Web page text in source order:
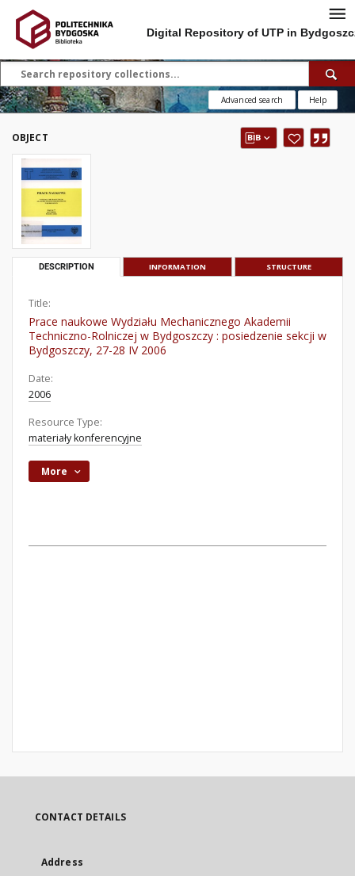
Digital Repository of UTP in
Advanced search Help
OBJECT
DESCRIPTION INFORMATION STRUCTURE
Title:
Prace naukowe Wydziału Mechanicznego Akademii
Techniczno-Rolniczej w Bydgoszczy : posiedzenie sekcji w
Bydgoszczy, 27-28 IV 2006
Date:
2006
Resource Type:
materiały konferencyjne
More
CONTACT DETAILS
Address